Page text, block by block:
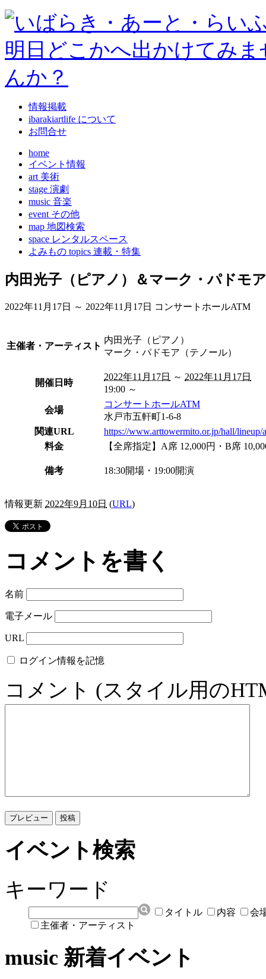
情報掲載
ibarakiartlife について
お問合せ
home
イベント情報
art 美術
stage 演劇
music 音楽
event その他
map 地図検索
space レンタルスペース
よみもの topics 連載・特集
内田光子（ピアノ）＆マーク・パドモ
2022年11月17日 ～ 2022年11月17日 コンサートホールATM
主催者・アーティスト
内田光子（ピアノ）
マーク・パドモア（テノール）
開催日時
2022年11月17日 ～ 2022年11月17日
19:00 ～
会場
コンサートホールATM
水戸市五軒町1-6-8
関連URL
https://www.arttowermito.or.jp/hall/lineup/
料金
【全席指定】A席 12,000円・B席
備考 18:30開場・19:00開演
情報更新 2022年9月10日 (URL)
コメントを書く
名前
電子メール
URL
ログイン情報を記憶
コメント (スタイル用の
イベント検索
キーワード
タイトル 内容
会
主催者・アーティスト
music 新着イベント